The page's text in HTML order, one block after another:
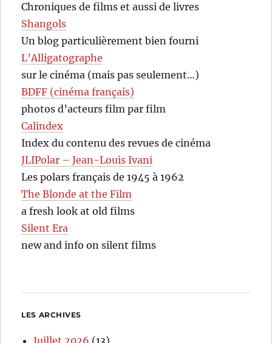
Chroniques de films et aussi de livres
Shangols
Un blog particulièrement bien fourni
L’Alligatographe
sur le cinéma (mais pas seulement…)
BDFF (cinéma français)
photos d’acteurs film par film
Calindex
Index du contenu des revues de cinéma
JLIPolar – Jean-Louis Ivani
Les polars français de 1945 à 1962
The Blonde at the Film
a fresh look at old films
Silent Era
new and info on silent films
LES ARCHIVES